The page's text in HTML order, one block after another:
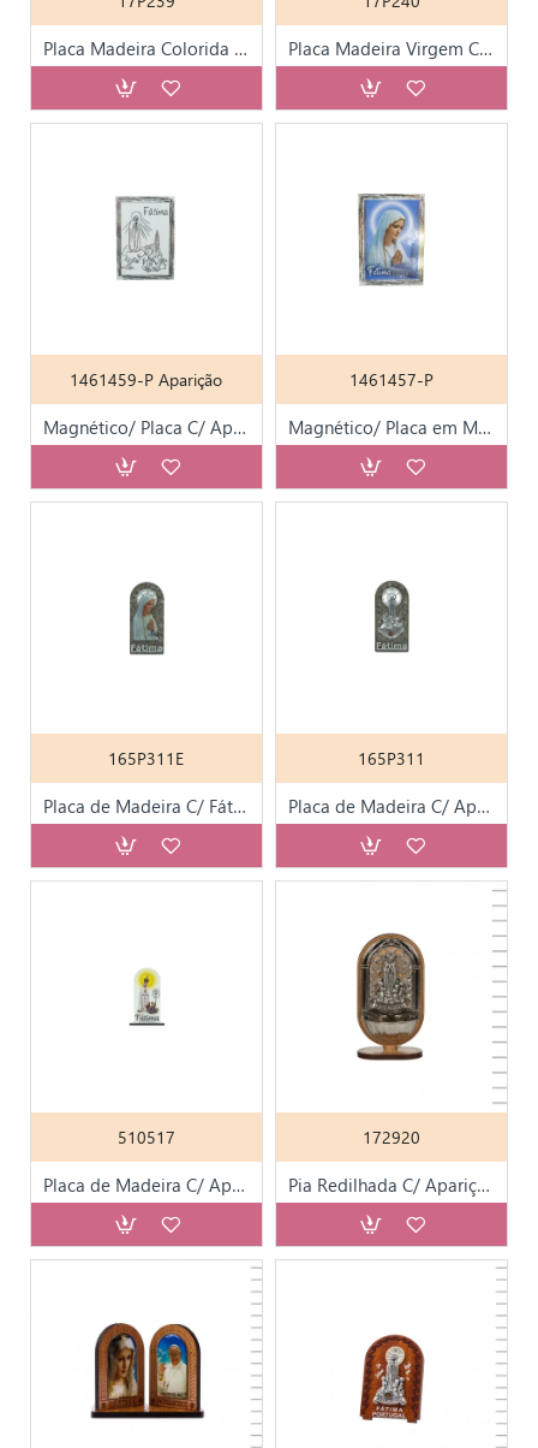
Placa Madeira Colorida Aparição Metal 21 cm Placa Madeira Virgem Colorida 21cm
1461459-P Aparição
Magnético/ Placa C/ Aparição de Fátima Prateada
1461457-P
Magnético/ Placa em Madeira de Fátima
165P311E
Placa de Madeira C/ Fátima Colorida 9cm
165P311
Placa de Madeira C/ Aparição Metal 9cm
510517
Placa de Madeira C/ Aparição de Fátima
172920
Pia Redilhada C/ Aparição Metal 7.0cm